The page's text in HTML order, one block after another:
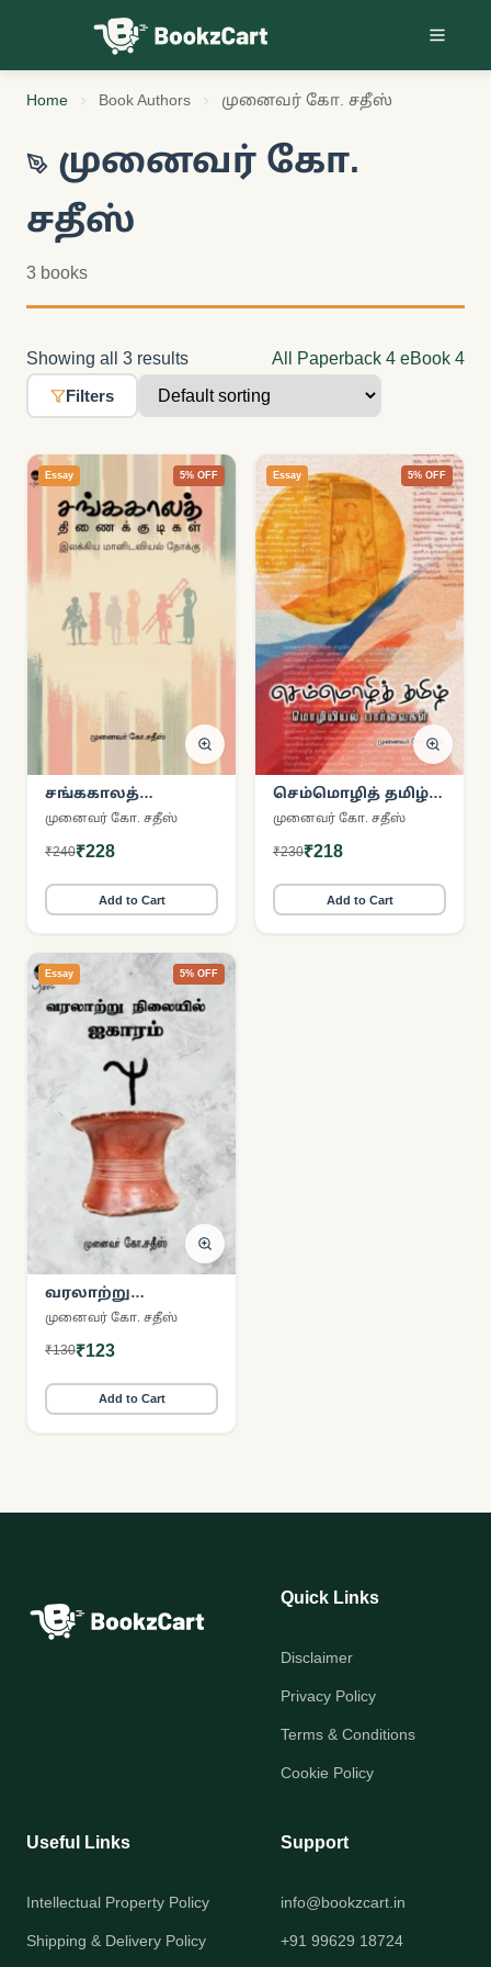
Skip to content
Home Book Authors முனைவர் கோ. சதீஸ்
முனைவர் கோ.
சதீஸ்
3 books
Showing all 3 results All Paperback 4 eBook 4
Filters
Essay 5% OFF
சங்ககாலத்
திணைக்குடிகள்
முனைவர் கோ. சதீஸ்
₹240₹228
Add to Cart
Essay 5% OFF
செம்மொழித் தமிழ்:
மொழியியல்
முனைவர் கோ. சதீஸ்
₹230₹218
Add to Cart
Essay 5% OFF
வரலாற்று
நிலையில் ஐகாரம்
முனைவர் கோ. சதீஸ்
₹130₹123
Add to Cart
Quick Links
Disclaimer
Privacy Policy
Terms & Conditions
Cookie Policy
Useful Links
Intellectual Property Policy
Shipping & Delivery Policy
Support
info@bookzcart.in
+91 99629 18724